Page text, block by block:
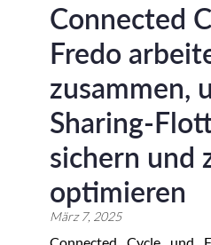
Connected
Fredo
zusammen,
Sharing-
sichern und
optimieren
März 7, 2025